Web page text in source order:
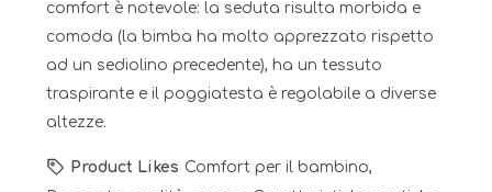
comfort è notevole: la seduta risulta morbida e
comoda (la bimba ha molto apprezzato rispetto
ad un sediolino precedente), ha un tessuto
traspirante e il poggiatesta è regolabile a diverse
altezze.
Product Likes Comfort per il bambino,